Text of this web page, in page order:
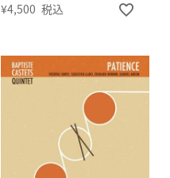
¥4,500 税込